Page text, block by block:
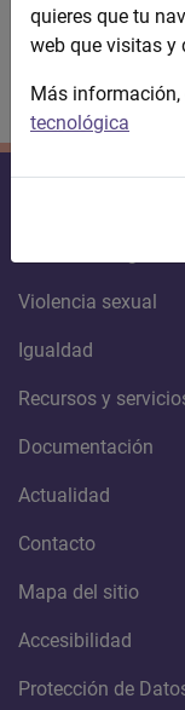
Violencia sexual
Igualdad
Recursos y
Documentación
Actualidad
Contacto
Mapa del sitio
Accesibilidad
Protección de
quieres que tu
web que visitas y
Más información,
tecnológica